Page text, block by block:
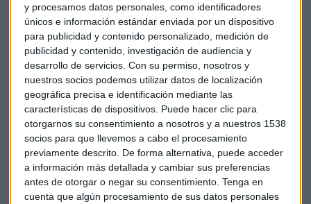
y procesamos datos personales, como identificadores
únicos e información estándar enviada por un dispositivo
para publicidad y contenido personalizado, medición de
publicidad y contenido, investigación de audiencia y
desarrollo de servicios. Con su permiso, nosotros y
nuestros socios podemos utilizar datos de localización
geográfica precisa e identificación mediante las
características de dispositivos. Puede hacer clic para
otorgarnos su consentimiento a nosotros y a nuestros 1538
socios para que llevemos a cabo el procesamiento
previamente descrito. De forma alternativa, puede acceder
a información más detallada y cambiar sus preferencias
antes de otorgar o negar su consentimiento. Tenga en
cuenta que algún procesamiento de sus datos personales
Electricaribe atiende a 2,5 millones de clientes de los
departamentos caribeños de Atlántico, Bolívar, Cesar,
Córdoba, La Guajira, Magdalena y Sucre.
Gas natural Colombia